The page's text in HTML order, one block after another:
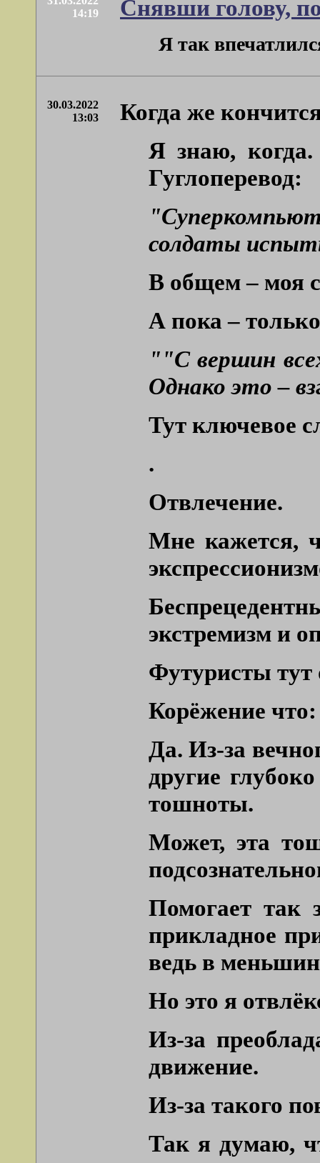
14:19
Снявши голову,
Я так
30.03.2022
13:03
Когда же
Я знаю, когда.
Гуглоперевод:
солдаты
В общем – моя
А пока –
""С вершин
Однако это –
Тут ключевое
.
Отвлечение.
Мне кажется,
экстремизм и
Футуристы тут
Корёжение
Да. Из-за
другие
тошноты.
Может, эта
Помогает так
прикладное
ведь в
Но это я
Из-за
движение.
Из-за такого
Так я думаю,